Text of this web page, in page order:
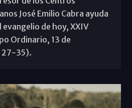
José Emilio Cabra ayuda
de hoy, XXIV
Ordinario, 13 de
27-35).